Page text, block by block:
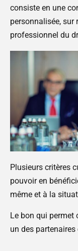
consiste en une
personnalisée, sur
professionnel du
Plusieurs critères
pouvoir en
même et à la
Le bon qui permet
un des partenaires